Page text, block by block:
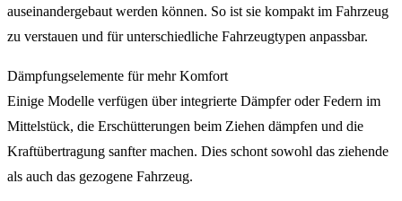
auseinandergebaut werden können. So ist sie kompakt im Fahrzeug
zu verstauen und für unterschiedliche Fahrzeugtypen anpassbar.
Dämpfungselemente für mehr Komfort
Einige Modelle verfügen über integrierte Dämpfer oder Federn im
Mittelstück, die Erschütterungen beim Ziehen dämpfen und die
Kraftübertragung sanfter machen. Dies schont sowohl das ziehende
als auch das gezogene Fahrzeug.